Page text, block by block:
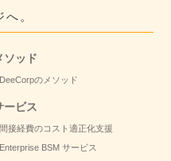
。
ソッド
DeeCorpのメソッド
ービス
間接経費のコスト適正化支援
Enterprise BSM サービス